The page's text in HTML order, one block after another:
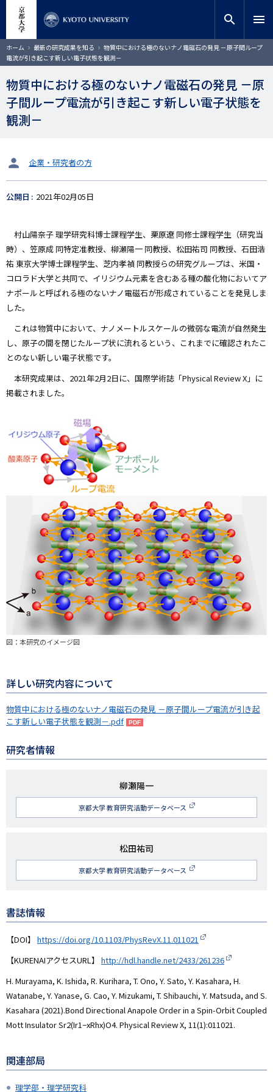
コ
ン
テ
ン
ツ
に
移
動
サイト内検索
検索
search menu
ホーム 最新の研究成果を知る
物質中における極のないナノ電磁石の発見 －原子間ループ
電流が引き起こす新しい電子状態を観測－
物質中における極のないナノ電磁石の発見 －原
子間ループ電流が引き起こす新しい電子状態を
観測－
タ
ッ
企業・研究者の方
公開日 2021年02月05日
村山陽奈子 理学研究科博士課程学生、栗原遼 同修士課程学生（研究当
時）、笠原成 同特定准教授、柳瀬陽一 同教授、松田祐司 同教授、石田浩
祐 東京大学博士課程学生、芝内孝禎 同教授らの研究グループは、米国・
コロラド大学と共同で、イリジウム元素を含むある種の酸化物においてア
ナポールと呼ばれる極のないナノ電磁石が形成されていることを発見しま
した。
これは物質中において、ナノメートルスケールの微弱な電流が自然発生
し、原子の間を閉じたループ状に流れるという、これまでに確認されたこ
とのない新しい電子状態です。
本研究成果は、2021年2月2日に、国際学術誌「Physical Review X」に
掲載されました。
図：本研究のイメージ図
詳しい研究内容について
物質中における極のないナノ電磁石の発見 －原子間ループ電流が引き起
こす新しい電子状態を観測－.pdf
研究者情報
研
究
者
柳瀬陽一
京都大学 教育研究活動データベース
研
究
者
松田祐司
京都大学 教育研究活動データベース
書誌情報
【DOI】 https://doi.org/10.1103/PhysRevX.11.011021
【KURENAIアクセスURL】 http://hdl.handle.net/2433/261236
H. Murayama, K. Ishida, R. Kurihara, T. Ono, Y. Sato, Y. Kasahara, H.
Watanabe, Y. Yanase, G. Cao, Y. Mizukami, T. Shibauchi, Y. Matsuda, and S.
Kasahara (2021).Bond Directional Anapole Order in a Spin-Orbit Coupled
Mott Insulator Sr2(Ir1−xRhx)O4. Physical Review X, 11(1):011021.
関連部局
理学部・理学研究科